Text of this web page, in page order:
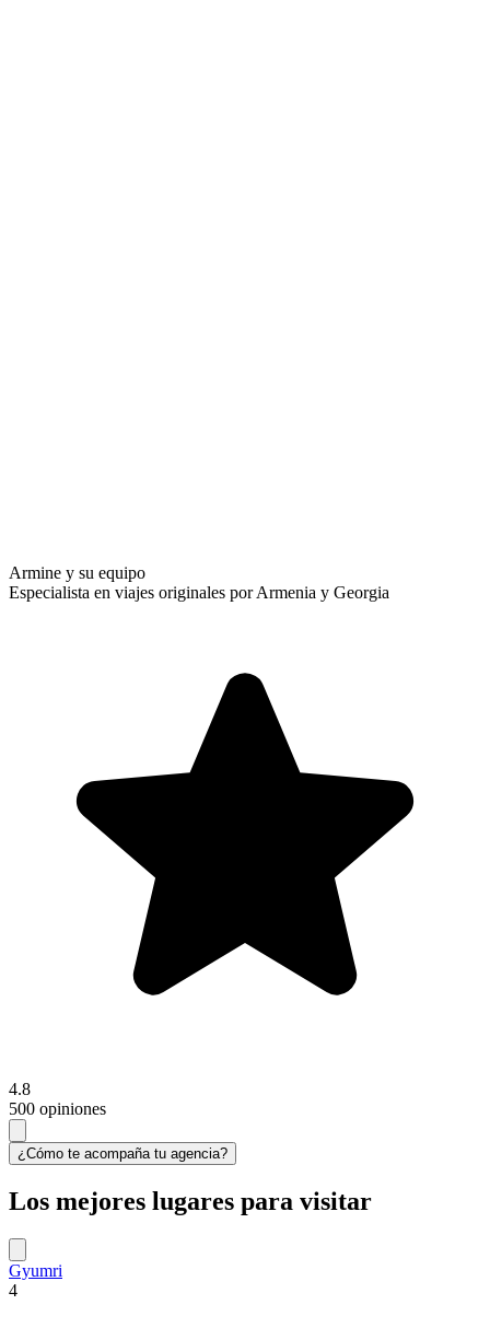
Armine y su equipo
Especialista en viajes originales por Armenia y Georgia
4.8
500 opiniones
¿Cómo te acompaña tu agencia?
Los mejores lugares para visitar
Gyumri
4